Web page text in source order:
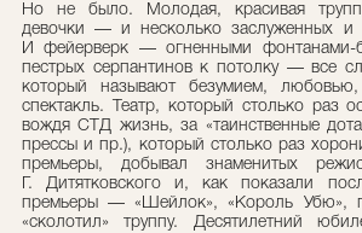
Но не было. Молодая, красивая
девочки — и несколько заслуженных
И фейерверк — огненными фонтанами-
пестрых серпантинов к потолку — все
который называют безумием,
спектакль. Театр, который столько раз
вождя СТД жизнь, за «таинственные
прессы и пр.), который столько раз
премьеры, добывал знаменитых
Г. Дитятковского и, как показали
премьеры — «Шейлок», «Король Убю»,
«сколотил» труппу. Десятилетний